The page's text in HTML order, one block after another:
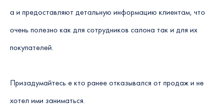
а и предоставляют детальную информацию клиентам, что
очень полезно как для сотрудников салона так и для их
покупателей.
Призадумайтесь е кто ранее отказывался от продаж и не
хотел ими заниматься.